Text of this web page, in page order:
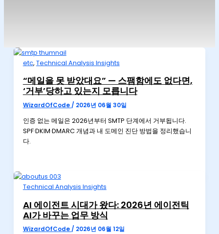
etc, Technical Analysis Insights
“메일을 못 받았대요” — 스팸함에도 없다면,
‘거부’당하고 있는지 모릅니다
WizardOfCode / 2026년 06월 30일
인증 없는 메일은 2026년부터 SMTP 단계에서 거부됩니다.
SPF·DKIM·DMARC 개념과 내 도메인 진단 방법을 정리했습니
다.
Technical Analysis Insights
AI 에이전트 시대가 왔다: 2026년 에이전틱
AI가 바꾸는 업무 방식
WizardOfCode/ 2026년 06월 12일